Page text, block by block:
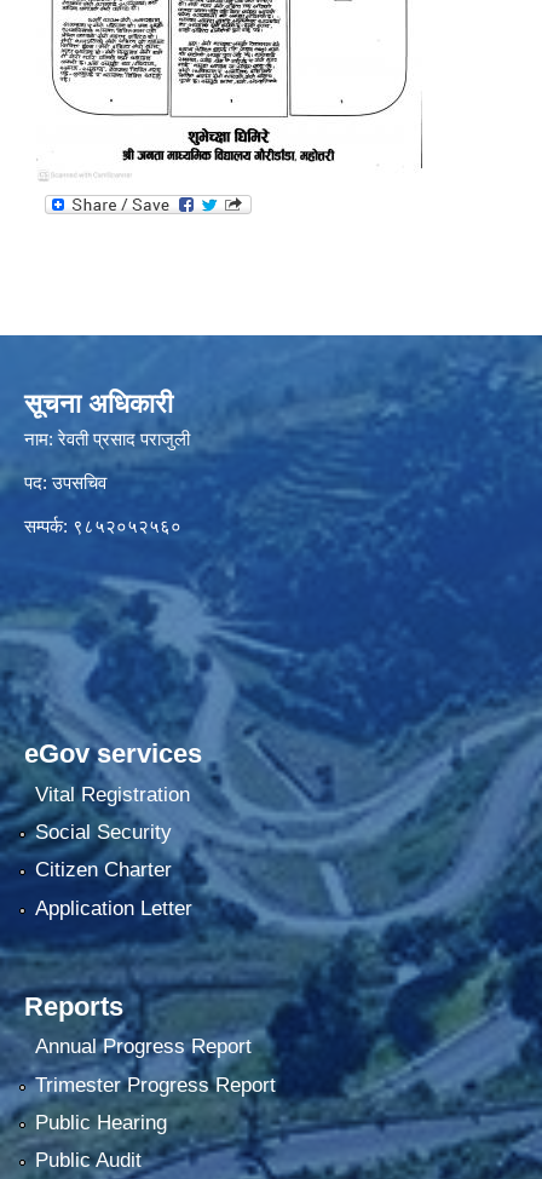
सूचना अधिकारी
नाम: रेवती प्रसाद पराजुली
पद: उपसचिव
सम्पर्क: ९८५२०५२५६०
eGov services
Vital Registration
Social Security
Citizen Charter
Application Letter
Reports
Annual Progress Report
Trimester Progress Report
Public Hearing
Public Audit